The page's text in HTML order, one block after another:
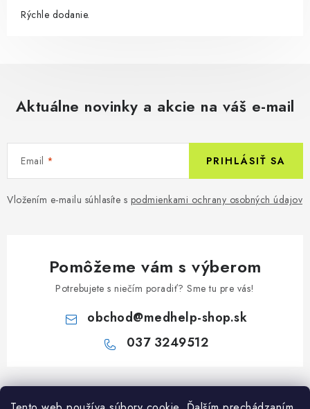
Rýchle dodanie.
Aktuálne novinky a akcie na váš e-mail
Email
Vložením e-mailu súhlasíte s podmienkami ochrany osobných údajov
PRIHLÁSIŤ SA
Pomôžeme vám s výberom
Potrebujete s niečím poradiť? Sme tu pre vás!
obchod@medhelp-shop.sk
037 3249512
Z
á